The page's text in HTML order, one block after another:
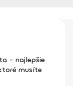
- najlepšie
musíte